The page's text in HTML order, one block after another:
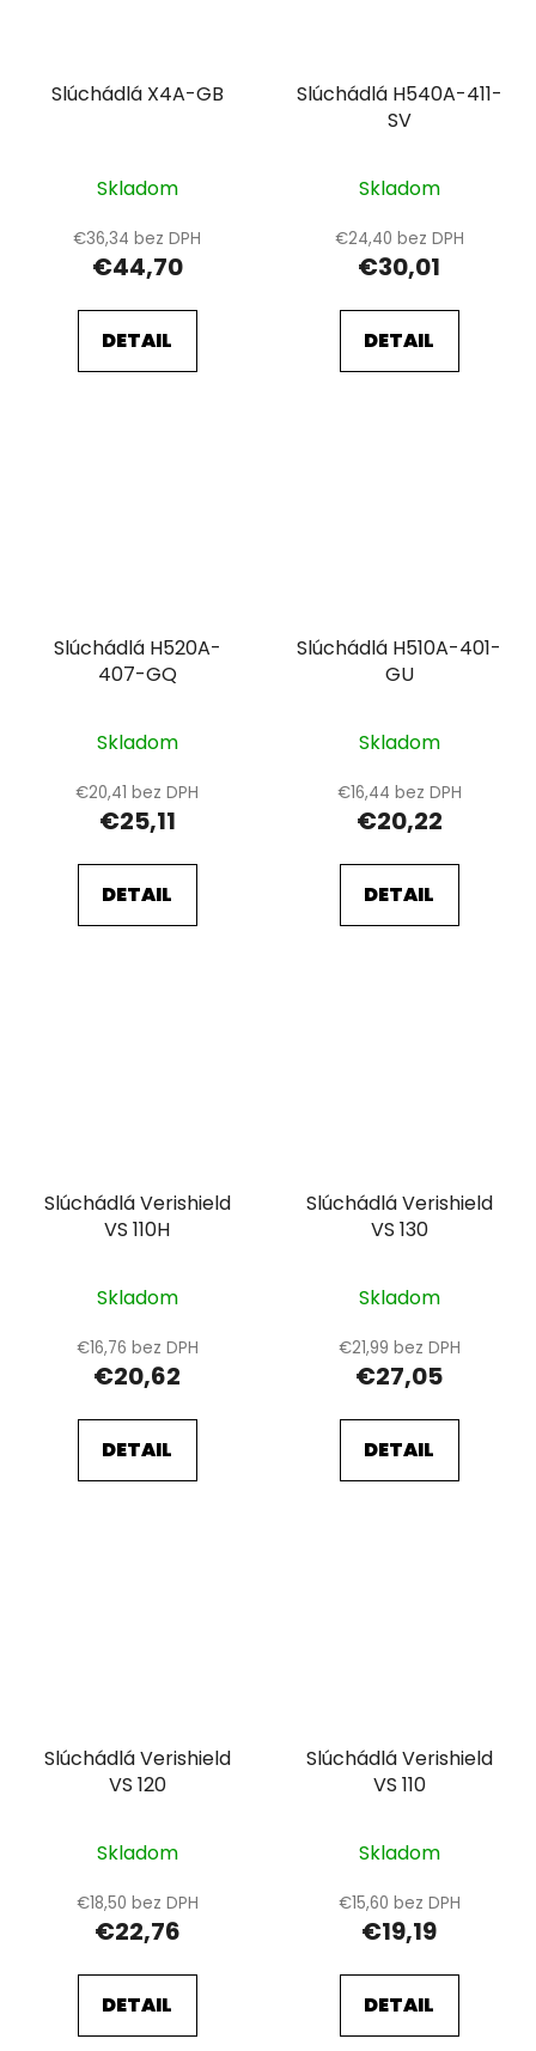
Slúchádlá X4A-GB
Skladom
€36,34 bez DPH
€44,70
DETAIL
Slúchádlá H540A-411-
SV
Skladom
€24,40 bez DPH
€30,01
DETAIL
Slúchádlá H520A-
407-GQ
Skladom
€20,41 bez DPH
€25,11
DETAIL
Slúchádlá H510A-401-
GU
Skladom
€16,44 bez DPH
€20,22
DETAIL
Slúchádlá Verishield
VS 110H
Skladom
€16,76 bez DPH
€20,62
DETAIL
Slúchádlá Verishield
VS 130
Skladom
€21,99 bez DPH
€27,05
DETAIL
Slúchádlá Verishield
VS 120
Skladom
€18,50 bez DPH
€22,76
DETAIL
Slúchádlá Verishield
VS 110
Skladom
€15,60 bez DPH
€19,19
DETAIL